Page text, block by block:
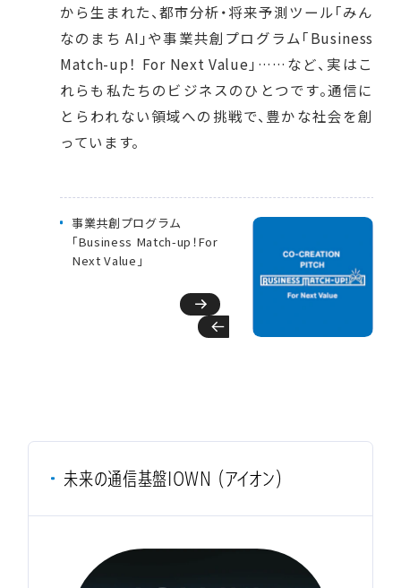
から生まれた、都市分析・将来予測ツール「みん
なのまち AI」や事業共創プログラム「Business
Match-up！ For Next Value」……など、実はこ
れらも私たちのビジネスのひとつです。通信に
とらわれない領域への挑戦で、豊かな社会を創
っています。
事業共創プログラム
「Business Match-up！For
Next Value」
都市分析・将来予測ツール
「みんなのまち AI」
未来の通信基盤IOWN （アイオン）